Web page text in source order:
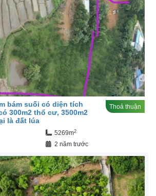
bám suối có diện tích
300m2 thổ cư, 3500m2
là đất lúa
Thoả thuận
5269m2
2 năm trước